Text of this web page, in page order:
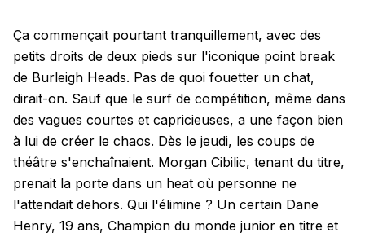
Ça commençait pourtant tranquillement, avec des
petits droits de deux pieds sur l'iconique point break
de Burleigh Heads. Pas de quoi fouetter un chat,
dirait-on. Sauf que le surf de compétition, même dans
des vagues courtes et capricieuses, a une façon bien
à lui de créer le chaos. Dès le jeudi, les coups de
théâtre s'enchaînaient. Morgan Cibilic, tenant du titre,
prenait la porte dans un heat où personne ne
l'attendait dehors. Qui l'élimine ? Un certain Dane
Henry, 19 ans, Champion du monde junior en titre et